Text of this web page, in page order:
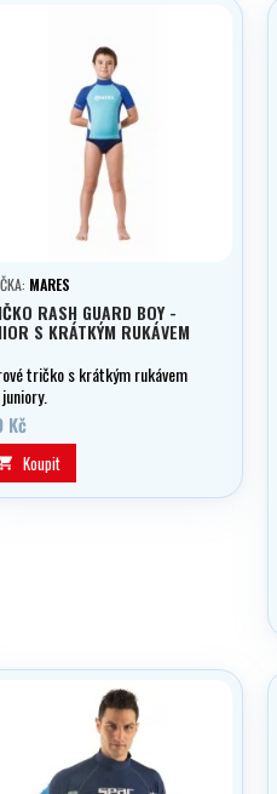
MARES
RASH GUARD BOY -
S KRÁTKÝM RUKÁVEM
tričko s krátkým rukávem
Kč
Koupit